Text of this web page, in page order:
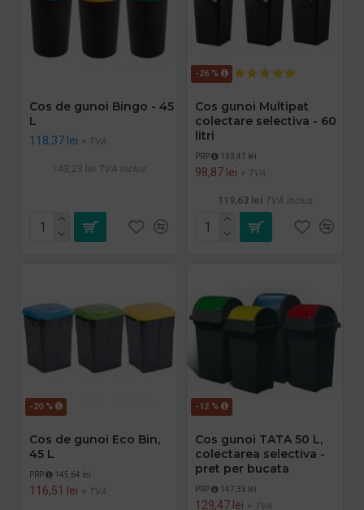
Cos de gunoi Bingo - 45
L
118,37 lei + TVA
143,23 lei TVA inclus
-26 %
Cos gunoi Multipat
colectare selectiva - 60
litri
PRP 133,47 lei
98,87 lei + TVA
119,63 lei TVA inclus
-20 %
Cos de gunoi Eco Bin,
45 L
PRP 145,64 lei
116,51 lei + TVA
-12 %
Cos gunoi TATA 50 L,
colectarea selectiva -
pret per bucata
PRP 147,33 lei
129,47 lei + TVA